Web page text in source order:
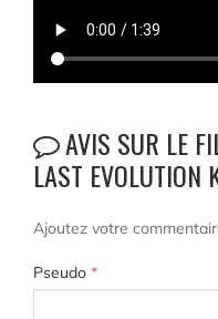
AVIS SUR LE
LAST EVOLUTION
Ajoutez votre
Pseudo *